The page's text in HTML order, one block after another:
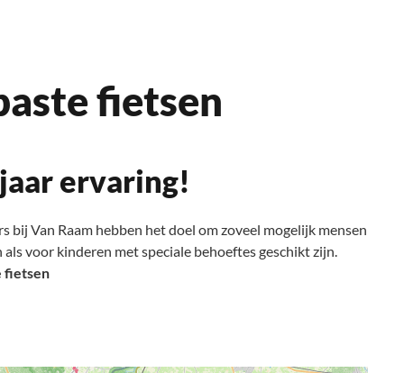
fietsen
ervaring!
bij Van Raam hebben het doel om zoveel mogelijk mensen
voor kinderen met speciale behoeftes geschikt zijn.
fietsen